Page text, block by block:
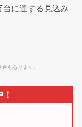
に達する見込み
もあります。